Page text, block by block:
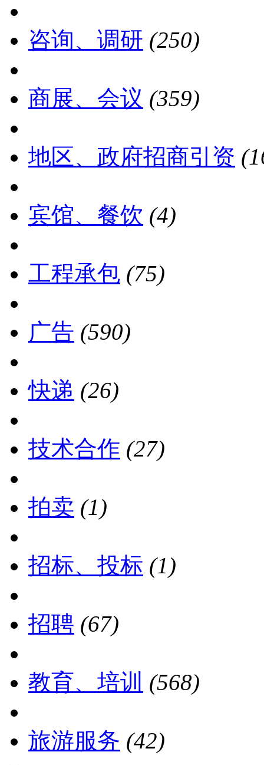
咨询、调研 (250)
商展、会议 (359)
地区、政府招商引资
宾馆、餐饮 (4)
工程承包 (75)
广告 (590)
快递 (26)
技术合作 (27)
拍卖 (1)
招标、投标 (1)
招聘 (67)
教育、培训 (568)
旅游服务 (42)